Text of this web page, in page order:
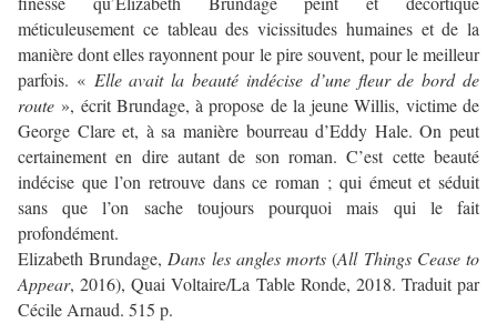
méticuleusement ce tableau des vicissitudes humaines et de la
manière dont elles rayonnent pour le pire souvent, pour le meilleur
parfois. « Elle avait la beauté indécise d’une fleur de bord de
route », écrit Brundage, à propose de la jeune Willis, victime de
George Clare et, à sa manière bourreau d’Eddy Hale. On peut
certainement en dire autant de son roman. C’est cette beauté
indécise que l’on retrouve dans ce roman ; qui émeut et séduit
sans que l’on sache toujours pourquoi mais qui le fait
profondément.
Elizabeth Brundage, Dans les angles morts (All Things Cease to
Appear, 2016), Quai Voltaire/La Table Ronde, 2018. Traduit par
Cécile Arnaud. 515 p.